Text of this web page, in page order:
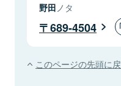
野田 ノタ
689-4504
このページの先頭に